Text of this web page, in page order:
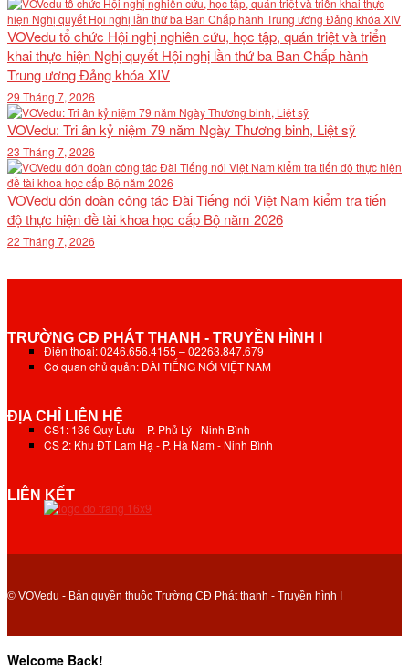
VOVedu tổ chức Hội nghị nghiên cứu, học tập, quán triệt và triển
khai thực hiện Nghị quyết Hội nghị lần thứ ba Ban Chấp hành
Trung ương Đảng khóa XIV
29 Tháng 7, 2026
VOVedu: Tri ân kỷ niệm 79 năm Ngày Thương binh, Liệt sỹ
23 Tháng 7, 2026
VOVedu đón đoàn công tác Đài Tiếng nói Việt Nam kiểm tra tiến
độ thực hiện đề tài khoa học cấp Bộ năm 2026
22 Tháng 7, 2026
TRƯỜNG CĐ PHÁT THANH - TRUYỀN HÌNH I
Điện thoại: 0246.656.4155 – 02263.847.679
Cơ quan chủ quản: ĐÀI TIẾNG NÓI VIỆT NAM
ĐỊA CHỈ LIÊN HỆ
CS1: 136 Quy Lưu - P. Phủ Lý - Ninh Bình
CS 2: Khu ĐT Lam Hạ - P. Hà Nam - Ninh Bình
LIÊN KẾT
© VOVedu - Bản quyền thuộc Trường CĐ Phát thanh - Truyền hình I
Welcome Back!